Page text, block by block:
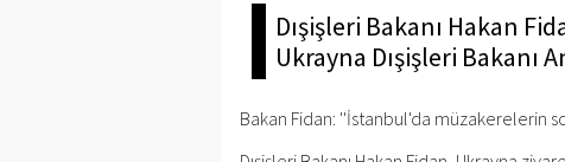
Dışişleri Bakanı Hakan
Ukrayna Dışişleri Bakanı
Bakan Fidan: ''İstanbul'da müzakerelerin